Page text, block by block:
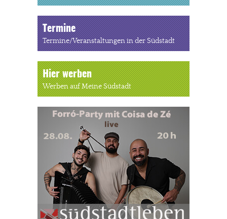
Termine
Termine/Veranstaltungen in der Südstadt
Hier werben
Werben auf Meine Südstadt